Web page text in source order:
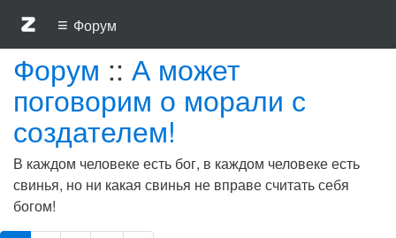
≡ Форум
Форум :: А может
поговорим о морали с
создателем!
В каждом человеке есть бог, в каждом человеке есть
свинья, но ни какая свинья не вправе считать себя
богом!